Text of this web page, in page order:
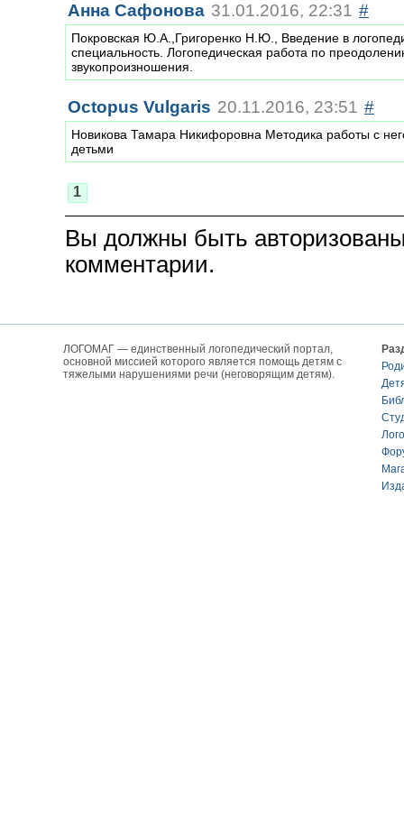
Анна Сафонова 31.01.2016, 22:31 #
Покровская Ю.А.,Григоренко Н.Ю., Введение в
специальность. Логопедическая работа по
звукопроизношения.
Octopus Vulgaris 20.11.2016, 23:51 #
Новикова Тамара Никифоровна Методика работы с
детьми
1
Вы должны быть
комментарии.
ЛОГОМАГ — единственный логопедический портал,
основной миссией которого является помощь детям с
тяжелыми нарушениями речи (неговорящим детям).